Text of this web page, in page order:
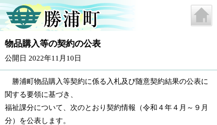
物品購入等の契約の公表
公開日 2022年11月10日
勝浦町物品購入等契約に係る入札及び随意契約結果の公表に
関する要領に基づき、
福祉課分について、次のとおり契約情報（令和４年４月～９月
分）を公表します。